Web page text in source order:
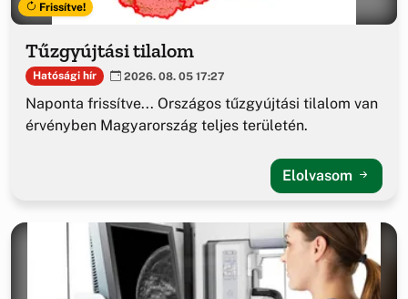
Frissítve!
Tűzgyújtási tilalom
Hatósági hír 2026. 08. 05 17:27
Naponta frissítve... Országos tűzgyújtási tilalom van
érvényben Magyarország teljes területén.
Elolvasom